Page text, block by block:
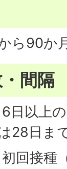
ら90か
間隔
日以上
28日ま
回接種